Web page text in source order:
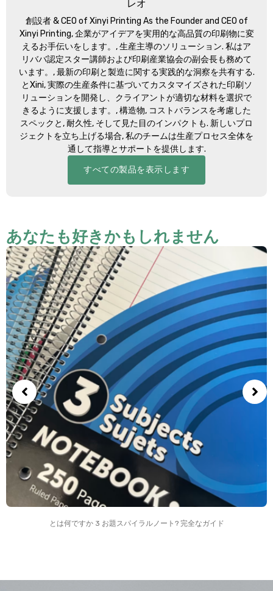
レオ
創設者 &CEO of Xinyi Printing As the Founder and CEO of
Xinyi Printing, 企業がアイデアを実用的な高品質の印刷物に変
えるお手伝いをします。, 生産主導のソリューション. 私はア
リババ認定スター講師および印刷産業協会の副会長も務めて
います。, 最新の印刷と製造に関する実践的な洞察を共有する.
とXini, 実際の生産条件に基づいてカスタマイズされた印刷ソ
リューションを開発し、クライアントが適切な材料を選択で
きるように支援します。, 構造物, コストバランスを考慮した
スペックと, 耐久性, そして見た目のインパクトも. 新しいプロ
ジェクトを立ち上げる場合, 私のチームは生産プロセス全体を
通して指導とサポートを提供します.
すべての製品を表示します
あなたも好きかもしれません
とは何ですか 3 お題スパイラルノート? 完全なガイド